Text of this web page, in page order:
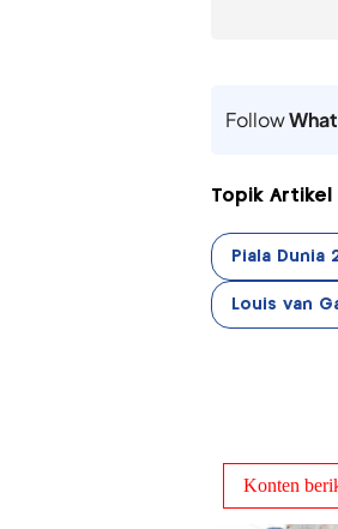
Follow
Topik Artikel
Piala Dunia
Louis van